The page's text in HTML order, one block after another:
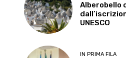
Alberobello
UNESCO
IN PRIMA FILA